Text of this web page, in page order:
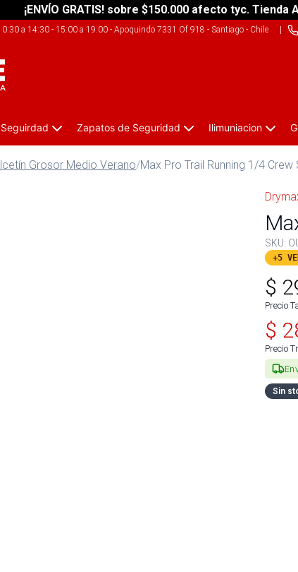
¡ENVÍO GRATIS! sobre $150.000 afecto tyc. Tienda
a 14:30 - 15:00 a 19:00- Apoquindo 7331 Of 918 - Santiago - Chile|
Zapatos de Seguridad Ilimuniacion
Grosor Medio Verano/Max Pro Trail Running 1/4 Crew
SKU:
+5
$
Precio
$
Precio
Sin